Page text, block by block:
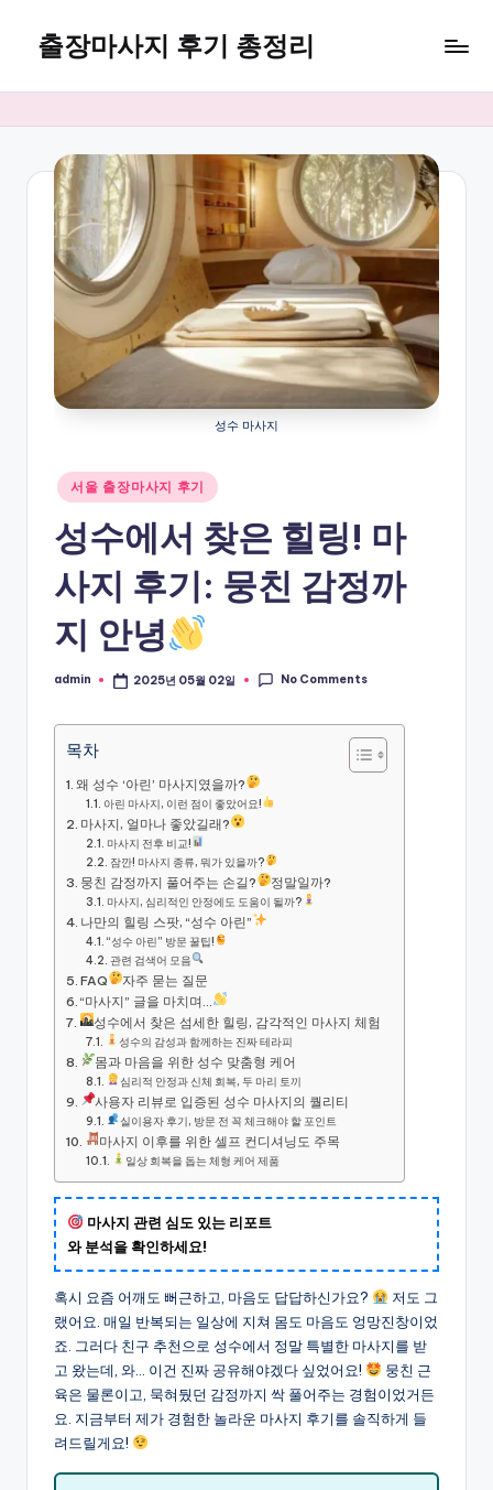
content
출장마사지 후기 총정리
지
성수 마사지
Posted
in
서울 출장마사지 후기
성수에서 찾은 힐링! 마
사지 후기: 뭉친 감정까
지 안녕
Posted
admin 2025년 05월 02일 No Comments
목차
왜 성수 ‘아린’ 마사지였을까?
아린 마사지, 이런 점이 좋았어요!
마사지, 얼마나 좋았길래?
마사지 전후 비교!
잠깐! 마사지 종류, 뭐가 있을까?
뭉친 감정까지 풀어주는 손길? 정말일까?
마사지, 심리적인 안정에도 도움이 될까?
나만의 힐링 스팟, “성수 아린”
“성수 아린” 방문 꿀팁!
관련 검색어 모음
FAQ
자주 묻는 질문
“마사지” 글을 마치며…
성수에서 찾은 섬세한 힐링, 감각적인 마사지 체험
성수의 감성과 함께하는 진짜 테라피
몸과 마음을 위한 성수 맞춤형 케어
심리적 안정과 신체 회복, 두 마리 토끼
사용자 리뷰로 입증된 성수 마사지의 퀄리티
실이용자 후기, 방문 전 꼭 체크해야 할 포인트
마사지 이후를 위한 셀프 컨디셔닝도 주목
일상 회복을 돕는 체형 케어 제품
마사지 관련 심도 있는 리포트
와 분석을 확인하세요!
혹시 요즘 어깨도 뻐근하고, 마음도 답답하신가요?
저도 그
랬어요. 매일 반복되는 일상에 지쳐 몸도 마음도 엉망진창이었
죠. 그러다 친구 추천으로 성수에서 정말 특별한 마사지를 받
고 왔는데, 와… 이건 진짜 공유해야겠다 싶었어요!
뭉친 근
육은 물론이고, 묵혀뒀던 감정까지 싹 풀어주는 경험이었거든
요. 지금부터 제가 경험한 놀라운 마사지 후기를 솔직하게 들
려드릴게요!